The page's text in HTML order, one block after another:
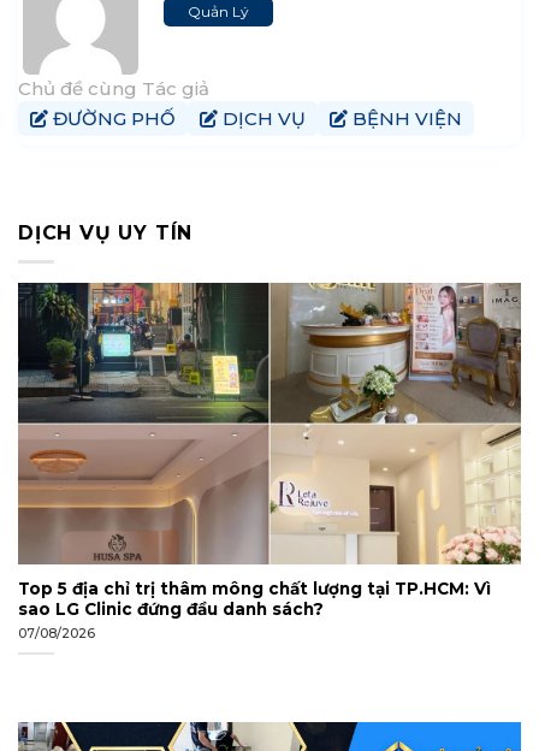
Quản Lý
Chủ đề cùng Tác giả
ĐƯỜNG PHỐ
DỊCH VỤ BỆNH VIỆN
DỊCH VỤ UY TÍN
Top 5 địa chỉ trị thâm mông chất lượng tại TP.HCM: Vì
sao LG Clinic đứng đầu danh sách?
07/08/2026